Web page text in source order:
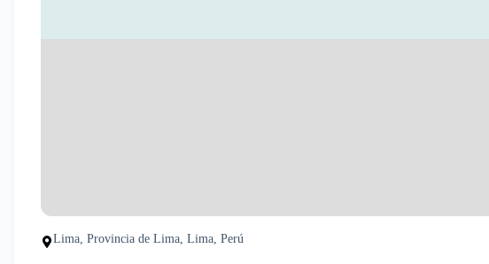
Lima, Provincia de Lima, Lima, Perú